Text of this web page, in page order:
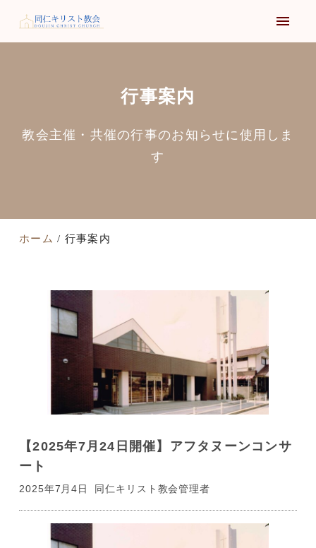
行事案内
教会主催・共催の行事のお知らせに使用しま
す
ホーム 行事案内
【2025年7月24日開催】アフタヌーンコンサ
ート
2025年7月4日 同仁キリスト教会管理者